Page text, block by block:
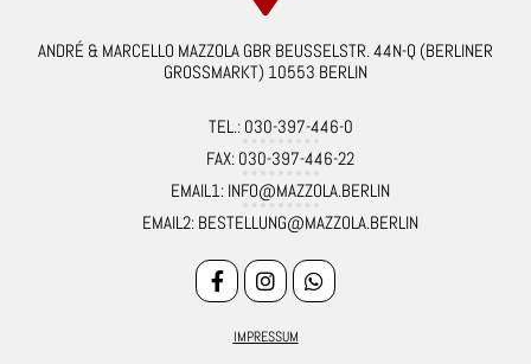
ANDRÉ & MARCELLO MAZZOLA GBR BEUSSELSTR. 44N-Q (BERLINER
GROSSMARKT) 10553 BERLIN
TEL.: 030-397-446-0
FAX: 030-397-446-22
EMAIL1: INFO@MAZZOLA.BERLIN
EMAIL2: BESTELLUNG@MAZZOLA.BERLIN
IMPRESSUM